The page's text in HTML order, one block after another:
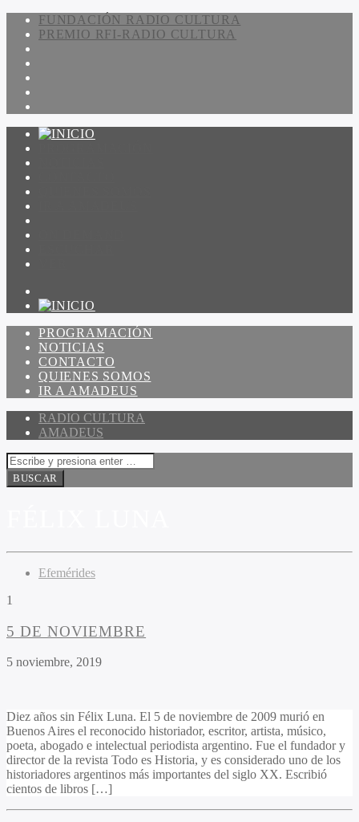
FUNDACIÓN RADIO CULTURA
PREMIO RFI-RADIO CULTURA
PROGRAMACIÓN
NOTICIAS
CONTACTO
QUIENES SOMOS
IR A AMADEUS
RADIO CULTURA
AMADEUS
Efemérides
1
5 DE NOVIEMBRE
5 noviembre, 2019
Diez años sin Félix Luna. El 5 de noviembre de 2009 murió en
Buenos Aires el reconocido historiador, escritor, artista, músico,
poeta, abogado e intelectual periodista argentino. Fue el fundador y
director de la revista Todo es Historia, y es considerado uno de los
historiadores argentinos más importantes del siglo XX. Escribió
cientos de libros […]